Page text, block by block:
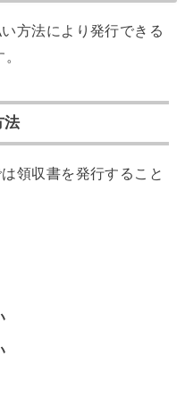
方法により発行できる
法
領収書を発行すること